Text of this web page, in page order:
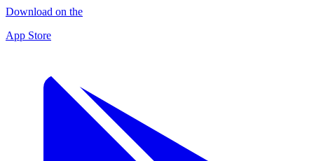
Download on the
App Store